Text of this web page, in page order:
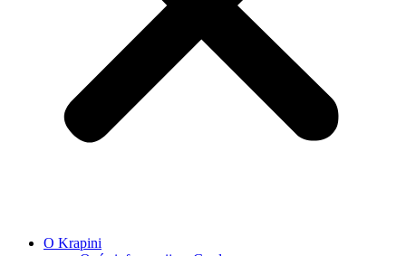
O Krapini